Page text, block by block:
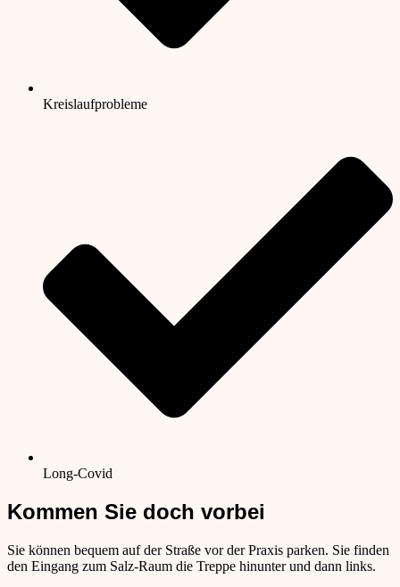
Kreislaufprobleme
Long-Covid
Kommen Sie doch vorbei
Sie können bequem auf der Straße vor der Praxis parken. Sie finden
den Eingang zum Salz-Raum die Treppe hinunter und dann links.